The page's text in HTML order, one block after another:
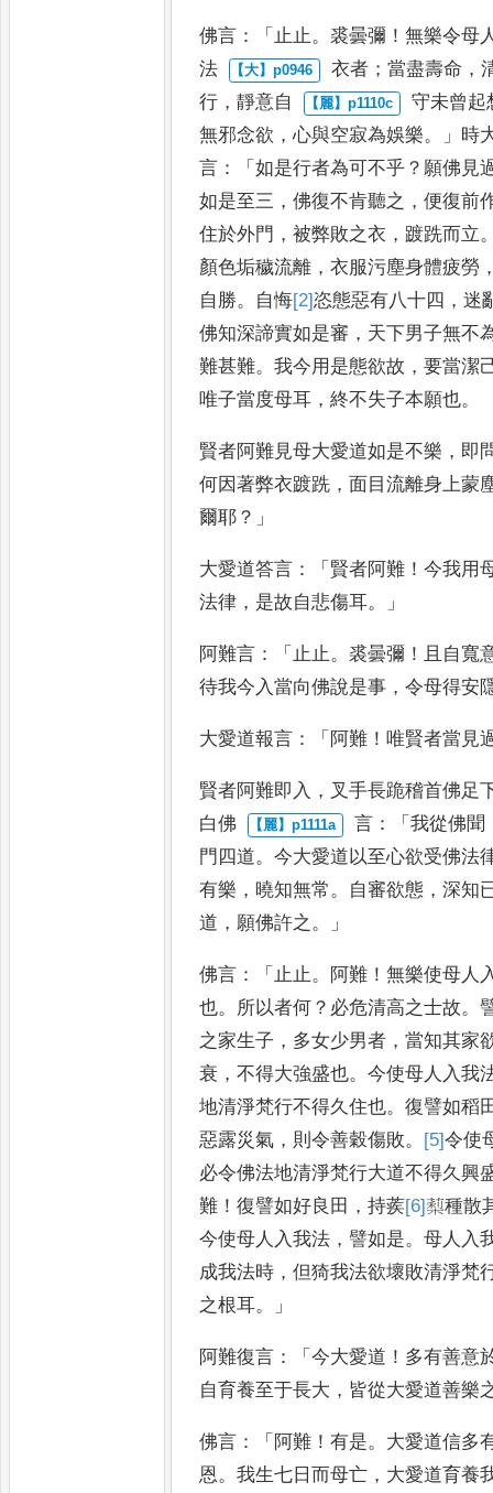
佛言 ：「止止。 裘曇彌 ！無樂令母
法
衣者 ；當盡壽命 ，
行 ，靜意自
守未曾起
無邪念欲 ，心與空寂為娛樂。」 時
言 ：「如是行者為可不乎 ？ 願佛見
如是至三 ，佛復不肯聽之 ，便復前
住於外門 ，被弊敗之衣 ， 踱跣而立
顏色垢穢流離 ，衣服污塵身體疲勞
自勝。 自悔[2]恣態惡有八十四 ，迷
佛知深諦實如是審 ， 天下男子無不
難甚難。我今用是態欲故 ，要當潔
唯子當度母耳 ，終不失子本願也。
賢者阿難見母大愛道如是不樂 ， 即
何因著弊衣踱跣 ， 面目流離身上蒙
爾耶 ？」
大愛道答言 ：「 賢者阿難 ！今我用
法律 ， 是故自悲傷耳。」
阿難言 ：「止止。 裘曇彌 ！ 且 自寬
待我今入當向佛說是事 ，令母得安
大愛道報言 ：「 阿難 ！唯賢者當見
賢者阿難即 入 ， 叉手長跪稽首佛足
白佛
言 ：「我從佛聞
門四道。今大愛道以至心欲受佛法
有樂 ， 曉知無常。 自審欲態 ，深知
道 ， 願佛許之。」
佛言 ：「止止。 阿難 ！無樂使母人
也。 所以者何 ？ 必危清高之士故。
之家生子 ， 多女少男者 ，當知其家
衰 ，不得大強盛也。今使母人入我
地清淨梵行不得久住也。復譬如稻
惡露災氣 ， 則令善穀傷敗。 [5]令使
必令佛法地清淨梵行大道不得久興
難 ！復譬如好良田 ，持蒺[6] 䔧種散
今使母人入我法 ，譬如是。母人入
成我法時 ，但猗我法欲壞敗清淨梵
之根耳。」
阿難復言 ：「今大愛道 ！ 多有善意
自育養至于長大 ， 皆從大愛道善樂
佛言 ：「 阿難 ！有是。 大愛道信多
恩。我生七日而母亡 ， 大愛道育養